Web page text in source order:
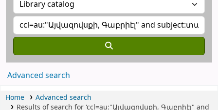
Advanced search
Home
Advanced search
Results of search for 'ccl=au:"Այվազովսքի, Գաբրիէլ" and